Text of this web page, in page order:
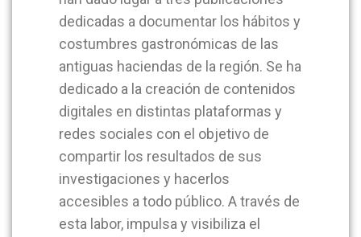
dedicadas a documentar los hábitos y
costumbres gastronómicas de las
antiguas haciendas de la región. Se ha
dedicado a la creación de contenidos
digitales en distintas plataformas y
redes sociales con el objetivo de
compartir los resultados de sus
investigaciones y hacerlos
accesibles a todo público. A través de
esta labor, impulsa y visibiliza el